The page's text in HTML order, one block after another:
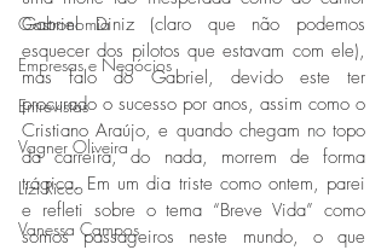
Gastronomia
Empresas e Negócios
Entrevistas
Vagner Oliveira
Lizi Ricco
Vanessa Campos
Gabriel Diniz (claro que não podemos
esquecer dos pilotos que estavam com ele),
mas falo do Gabriel, devido este ter
procurado o sucesso por anos, assim como o
Cristiano Araújo, e quando chegam no topo
da carreira, do nada, morrem de forma
trágica. Em um dia triste como ontem, parei
e refleti sobre o tema “Breve Vida” como
somos passageiros neste mundo, o que